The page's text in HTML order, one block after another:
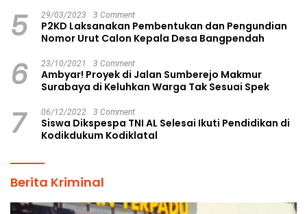
5 29/03/2023 3 Comment
P2KD Laksanakan Pembentukan dan Pengundian
Nomor Urut Calon Kepala Desa Bangpendah
6 23/10/2021 3 Comment
Ambyar! Proyek di Jalan Sumberejo Makmur
Surabaya di Keluhkan Warga Tak Sesuai Spek
7 06/12/2022 3 Comment
Siswa Dikspespa TNI AL Selesai Ikuti Pendidikan di
Kodikdukum Kodiklatal
Berita Kriminal